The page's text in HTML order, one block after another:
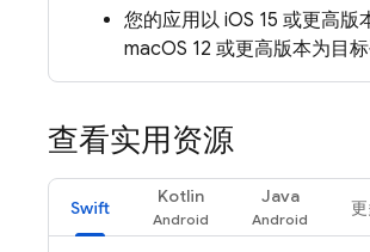
您的应用以 iOS 15 或更高版
macOS 12 或更高版本为目
查看实用资源
Swift
Kotlin Java